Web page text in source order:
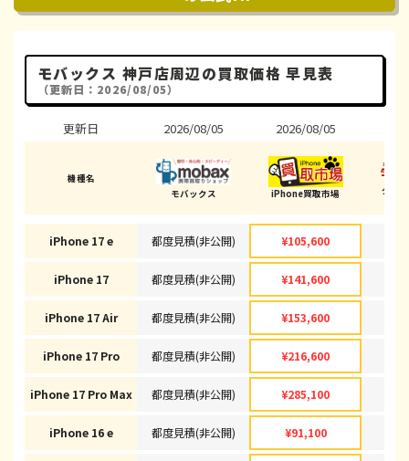
モバックス 神戸店周辺の買取価格 早見表
（更新日：2026/08/05）
更新日
機種名
iPhone 17 e
iPhone 17
iPhone 17 Air
iPhone 17 Pro
iPhone 17 Pro Max
iPhone 16 e
2026/08/05
モバックス
都度見積(非公開)
都度見積(非公開)
都度見積(非公開)
都度見積(非公開)
都度見積(非公開)
都度見積(非公開)
2026/08/05
iPhone買取市場
¥105,600
¥141,600
¥153,600
¥216,600
¥285,100
¥91,100
ダイ